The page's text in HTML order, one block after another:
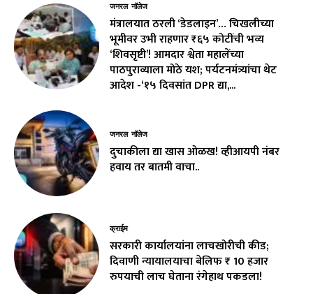
जनरल नॉलेज
मंत्रालयात ठरली ‘डेडलाइन’… चिखलीच्या
भूमीवर उभी राहणार ₹६५ कोटींची भव्य
‘शिवसृष्टी’! आमदार श्वेता महालेंच्या
पाठपुराव्याला मोठे यश; पर्यटनमंत्र्यांचा थेट
आदेश -‘१५ दिवसांत DPR द्या,...
जनरल नॉलेज
दुचाकीला द्या खास ओळख! व्हीआयपी नंबर
हवाय तर बातमी वाचा..
क्राईम
सरकारी कार्यालयांना लाचखोरीची कीड;
दिवाणी न्यायालयाचा बेलिफ ₹ 10 हजार
रुपयाची लाच घेताना रंगेहाथ पकडला!